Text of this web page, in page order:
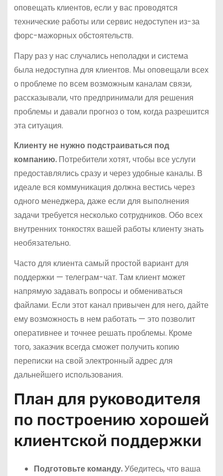
оповещать клиентов, если у вас проводятся
технические работы или сервис недоступен из-за
форс-мажорных обстоятельств.
Пару раз у нас случались неполадки и система
была недоступна для клиентов. Мы оповещали всех
о проблеме по всем возможным каналам связи,
рассказывали, что предпринимали для решения
проблемы и давали прогноз о том, когда разрешится
эта ситуация.
Клиенту не нужно подстраиваться под
компанию.Потребители хотят, чтобы все услуги
предоставлялись сразу и через удобные каналы. В
идеале вся коммуникация должна вестись через
одного менеджера, даже если для выполнения
задачи требуется несколько сотрудников. Обо всех
внутренних тонкостях вашей работы клиенту знать
необязательно.
Часто для клиента самый простой вариант для
поддержки — телеграм-чат. Там клиент может
напрямую задавать вопросы и обмениваться
файлами. Если этот канал привычен для него, дайте
ему возможность в нем работать — это позволит
оперативнее и точнее решать проблемы. Кроме
того, заказчик всегда сможет получить копию
переписки на свой электронный адрес для
дальнейшего использования.
План для руководителя
по построению хорошей
клиентской поддержки
Подготовьте команду.Убедитесь, что ваша